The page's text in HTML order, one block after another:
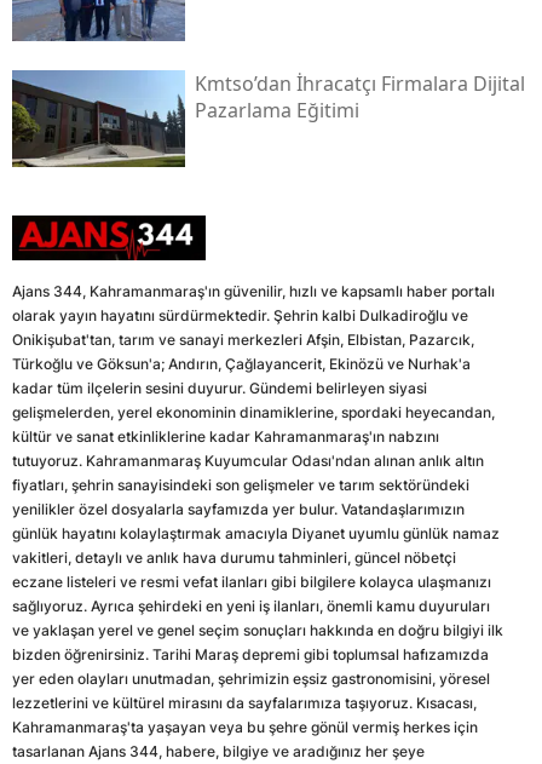
Kmtso’dan İhracatçı Firmalara Dijital
Pazarlama Eğitimi
Ajans 344, Kahramanmaraş'ın güvenilir, hızlı ve kapsamlı haber portalı
olarak yayın hayatını sürdürmektedir. Şehrin kalbi Dulkadiroğlu ve
Onikişubat'tan, tarım ve sanayi merkezleri Afşin, Elbistan, Pazarcık,
Türkoğlu ve Göksun'a; Andırın, Çağlayancerit, Ekinözü ve Nurhak'a
kadar tüm ilçelerin sesini duyurur. Gündemi belirleyen siyasi
gelişmelerden, yerel ekonominin dinamiklerine, spordaki heyecandan,
kültür ve sanat etkinliklerine kadar Kahramanmaraş'ın nabzını
tutuyoruz. Kahramanmaraş Kuyumcular Odası'ndan alınan anlık altın
fiyatları, şehrin sanayisindeki son gelişmeler ve tarım sektöründeki
yenilikler özel dosyalarla sayfamızda yer bulur. Vatandaşlarımızın
günlük hayatını kolaylaştırmak amacıyla Diyanet uyumlu günlük namaz
vakitleri, detaylı ve anlık hava durumu tahminleri, güncel nöbetçi
eczane listeleri ve resmi vefat ilanları gibi bilgilere kolayca ulaşmanızı
sağlıyoruz. Ayrıca şehirdeki en yeni iş ilanları, önemli kamu duyuruları
ve yaklaşan yerel ve genel seçim sonuçları hakkında en doğru bilgiyi ilk
bizden öğrenirsiniz. Tarihi Maraş depremi gibi toplumsal hafızamızda
yer eden olayları unutmadan, şehrimizin eşsiz gastronomisini, yöresel
lezzetlerini ve kültürel mirasını da sayfalarımıza taşıyoruz. Kısacası,
Kahramanmaraş'ta yaşayan veya bu şehre gönül vermiş herkes için
tasarlanan Ajans 344, habere, bilgiye ve aradığınız her şeye